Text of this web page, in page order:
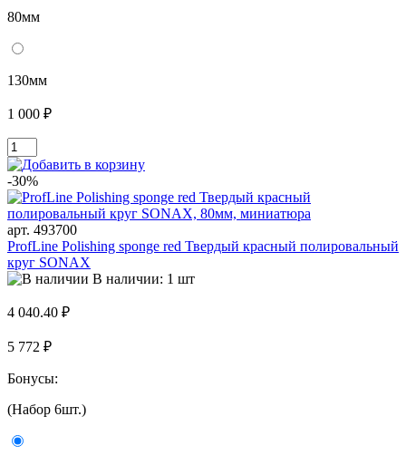
80мм
130мм
1 000 ₽
-30%
арт. 493700
ProfLine Polishing sponge red Твердый красный полировальный
круг SONAX
В наличии: 1 шт
4 040.40 ₽
5 772 ₽
Бонусы:
(Набор 6шт.)